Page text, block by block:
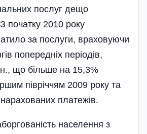
послуг дещо
початку 2010 року
за послуги, враховуючи
попередніх періодів,
що більше на 15,3%
півріччям 2009 року та
платежів.
населення з